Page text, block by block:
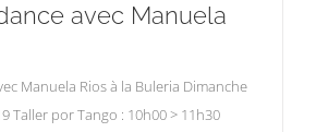
avec Manuela
Manuela Rios à la Buleria Dimanche
Taller por Tango : 10h00 > 11h30